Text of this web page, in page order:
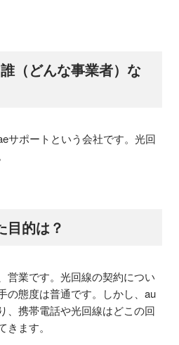
（どんな事業者）な
サポートという会社です。光回
目的は？
営業です。光回線の契約につい
の態度は普通です。しかし、au
、携帯電話や光回線はどこの回
ます。